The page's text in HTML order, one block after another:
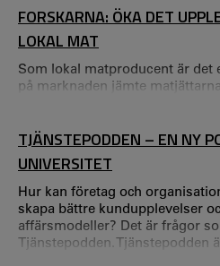
erbjudanden ska accepteras i
möta branschens utmaningar
FORSKARNA: ÖKA DET
LOKAL MAT
Som lokal matproducent är det
på marknaden jämte matjättarna.
TJÄNSTEPODDEN – EN NY
UNIVERSITET
Hur kan företag och
skapa bättre kundupplevelser
affärsmodeller? Det är frågor
Tjänstepodden. Tjänstepodden